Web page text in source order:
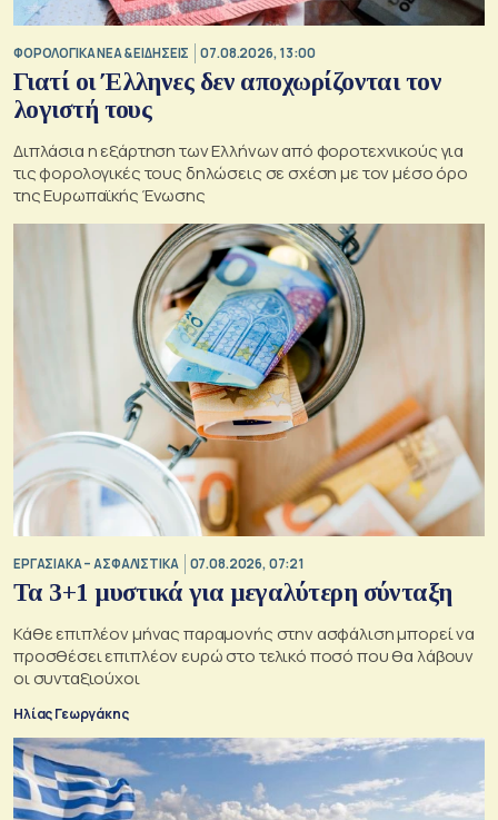
ΦΟΡΟΛΟΓΙΚΑ ΝΕΑ & EΙΔΗΣΕΙΣ 07.08.2026, 13:00
Γιατί οι Έλληνες δεν αποχωρίζονται τον
λογιστή τους
Διπλάσια η εξάρτηση των Ελλήνων από φοροτεχνικούς για
τις φορολογικές τους δηλώσεις σε σχέση με τον μέσο όρο
της Ευρωπαϊκής Ένωσης
ΕΡΓΑΣΙΑΚΑ – ΑΣΦΑΛΙΣΤΙΚΑ 07.08.2026, 07:21
Τα 3+1 μυστικά για μεγαλύτερη σύνταξη
Κάθε επιπλέον μήνας παραμονής στην ασφάλιση μπορεί να
προσθέσει επιπλέον ευρώ στο τελικό ποσό που θα λάβουν
οι συνταξιούχοι
Ηλίας Γεωργάκης